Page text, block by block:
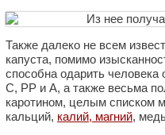
Также далеко не всем
капуста, помимо
способна одарить
С, РР и А, а также весьма
каротином, целым списком
кальций, калий, магний,